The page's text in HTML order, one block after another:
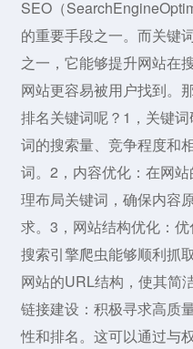
SEO（
的重要手段之一。而关键
之一，它能够提升网站在
网站更容易被用户找到。
排名关键词呢？1，关键
词的搜索量、竞争程度和
词。2，内容优化：在网
理布局关键词，确保内容
求。3，网站结构优化：
搜索引擎爬虫能够顺利抓
网站的URL结构，使其简
链接建设：积极寻求高质
性和排名。这可以通过与